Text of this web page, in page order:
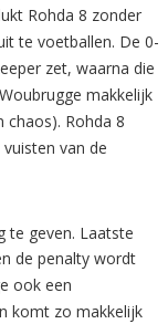
Rohda 8 zonder
te voetballen. De 0-
zet, waarna die
makkelijk
chaos). Rohda 8
van de
te geven. Laatste
de penalty wordt
ook een
komt zo makkelijk